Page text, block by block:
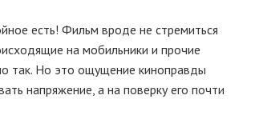
есть! Фильм вроде не стремиться
на мобильники и прочие
так. Но это ощущение киноправды
напряжение, а на поверку его почти